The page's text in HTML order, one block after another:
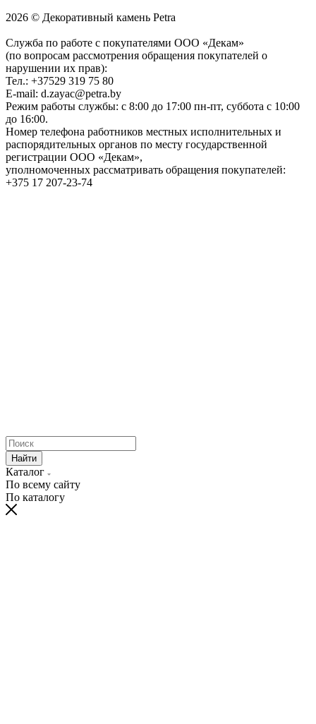
2026 © Декоративный камень Petra
Служба по работе с покупателями ООО «Декам»
(по вопросам рассмотрения обращения покупателей о
нарушении их прав):
Тел.: +37529 319 75 80
E-mail: d.zayac@petra.by
Режим работы службы: с 8:00 до 17:00 пн-пт, суббота с 10:00
до 16:00.
Номер телефона работников местных исполнительных и
распорядительных органов по месту государственной
регистрации ООО «Декам»,
уполномоченных рассматривать обращения покупателей:
+375 17 207-23-74
Найти
Каталог
По всему сайту
По каталогу